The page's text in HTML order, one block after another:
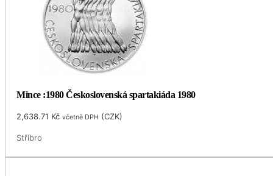
Mince :1980 Československá spartakiáda 1980
2,638.71 Kč včetně DPH (CZK)
Stříbro